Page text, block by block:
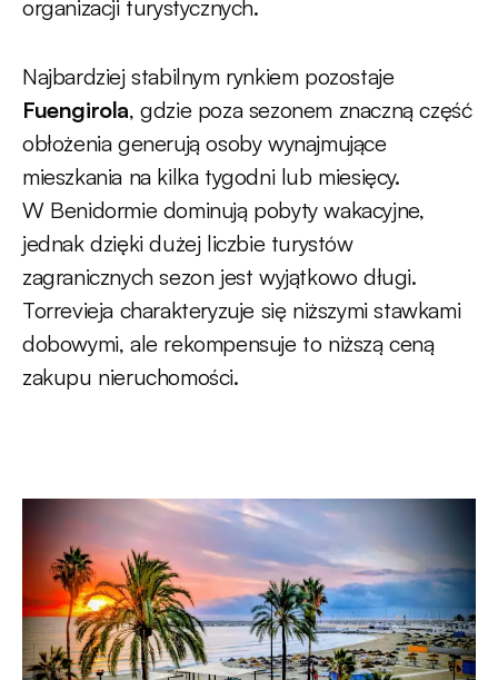
organizacji turystycznych.
Najbardziej stabilnym rynkiem pozostaje
Fuengirola, gdzie poza sezonem znaczną część
obłożenia generują osoby wynajmujące
mieszkania na kilka tygodni lub miesięcy.
W Benidormie dominują pobyty wakacyjne,
jednak dzięki dużej liczbie turystów
zagranicznych sezon jest wyjątkowo długi.
Torrevieja charakteryzuje się niższymi stawkami
dobowymi, ale rekompensuje to niższą ceną
zakupu nieruchomości.